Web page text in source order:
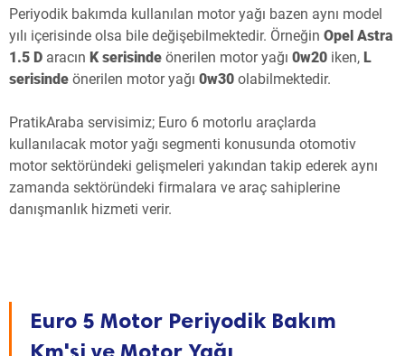
Periyodik bakımda kullanılan motor yağı bazen aynı model
yılı içerisinde olsa bile değişebilmektedir. Örneğin Opel Astra
1.5 D aracın K serisinde önerilen motor yağı 0w20 iken, L
serisinde önerilen motor yağı 0w30 olabilmektedir.
PratikAraba servisimiz; Euro 6 motorlu araçlarda
kullanılacak motor yağı segmenti konusunda otomotiv
motor sektöründeki gelişmeleri yakından takip ederek aynı
zamanda sektöründeki firmalara ve araç sahiplerine
danışmanlık hizmeti verir.
Euro 5 Motor Periyodik Bakım